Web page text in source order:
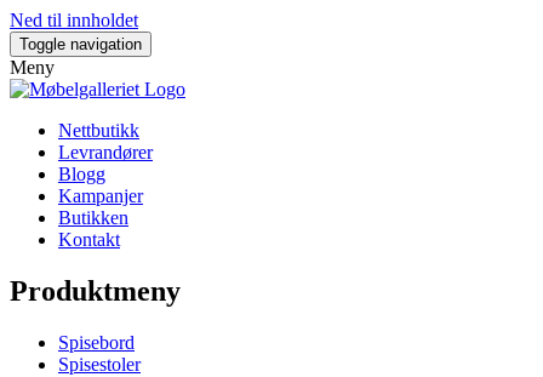
Ned til innholdet
Toggle navigation
Meny
Nettbutikk
Levrandører
Blogg
Kampanjer
Butikken
Kontakt
Produktmeny
Spisebord
Spisestoler